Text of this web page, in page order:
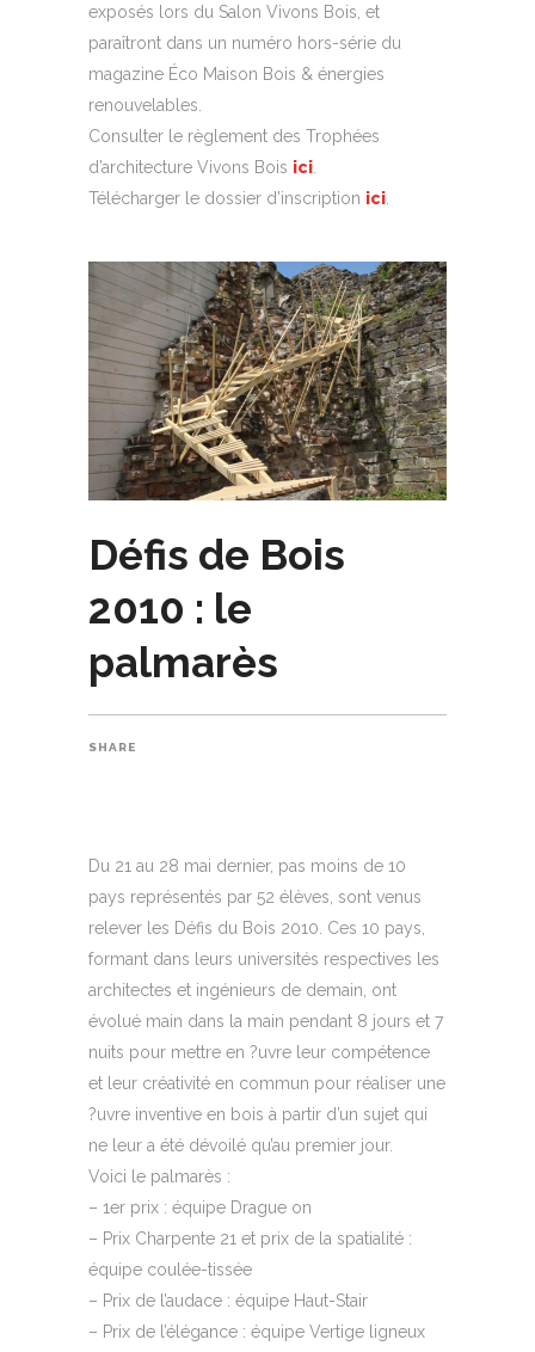
exposés lors du Salon Vivons Bois, et
paraîtront dans un numéro hors-série du
magazine Éco Maison Bois & énergies
renouvelables.
Consulter le règlement des Trophées
d’architecture Vivons Bois ici
Télécharger le dossier d’inscription ici
Défis de Bois
2010 : le
palmarès
SHARE
Du 21 au 28 mai dernier, pas moins de 10
pays représentés par 52 élèves, sont venus
relever les Défis du Bois 2010. Ces 10 pays,
formant dans leurs universités respectives les
architectes et ingénieurs de demain, ont
évolué main dans la main pendant 8 jours et 7
nuits pour mettre en ?uvre leur compétence
et leur créativité en commun pour réaliser une
?uvre inventive en bois à partir d’un sujet qui
ne leur a été dévoilé qu’au premier jour.
Voici le palmarès :
– 1er prix : équipe Drague on
– Prix Charpente 21 et prix de la spatialité :
équipe coulée-tissée
– Prix de l’audace : équipe Haut-Stair
– Prix de l’élégance : équipe Vertige ligneux